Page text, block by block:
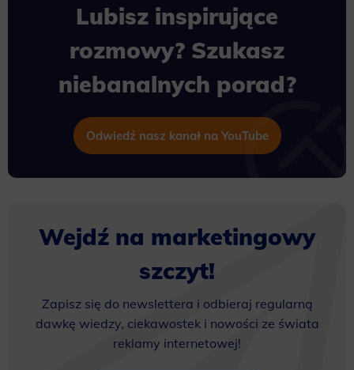
Lubisz inspirujące
rozmowy? Szukasz
niebanalnych porad?
Odwiedź nasz kanał na YouTube
Wejdź na marketingowy
szczyt!
Zapisz się do newslettera i odbieraj regularną
dawkę wiedzy, ciekawostek i nowości ze świata
reklamy internetowej!